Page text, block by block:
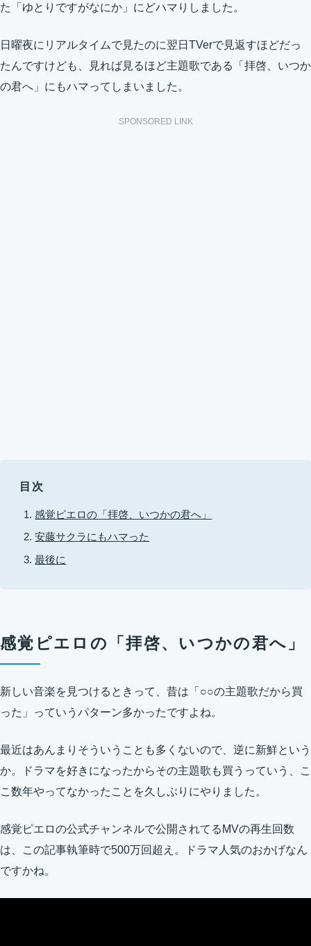
た「ゆとりですがなにか」にどハマりしました。
日曜夜にリアルタイムで見たのに翌日TVerで見返すほどだっ
たんですけども、見れば見るほど主題歌である「拝啓、いつか
の君へ」にもハマってしまいました。
SPONSORED LINK
目次
感覚ピエロの「拝啓、いつかの君へ」
安藤サクラにもハマった
最後に
感覚ピエロの「拝啓、いつかの君へ」
新しい音楽を見つけるときって、昔は「○○の主題歌だから買
った」っていうパターン多かったですよね。
最近はあんまりそういうことも多くないので、逆に新鮮という
か。ドラマを好きになったからその主題歌も買うっていう、こ
こ数年やってなかったことを久しぶりにやりました。
感覚ピエロの公式チャンネルで公開されてるMVの再生回数
は、この記事執筆時で500万回超え。ドラマ人気のおかげなん
ですかね。